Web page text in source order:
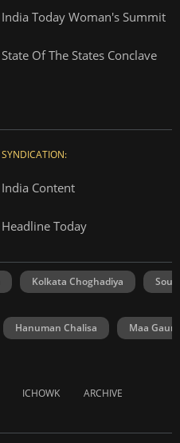
India Today Woman's Summit
State Of The States Conclave
SYNDICATION:
India Content
Headline Today
Kolkata Choghadiya
Hanuman Chalisa Maa Gauri
ICHOWK ARCHIVE